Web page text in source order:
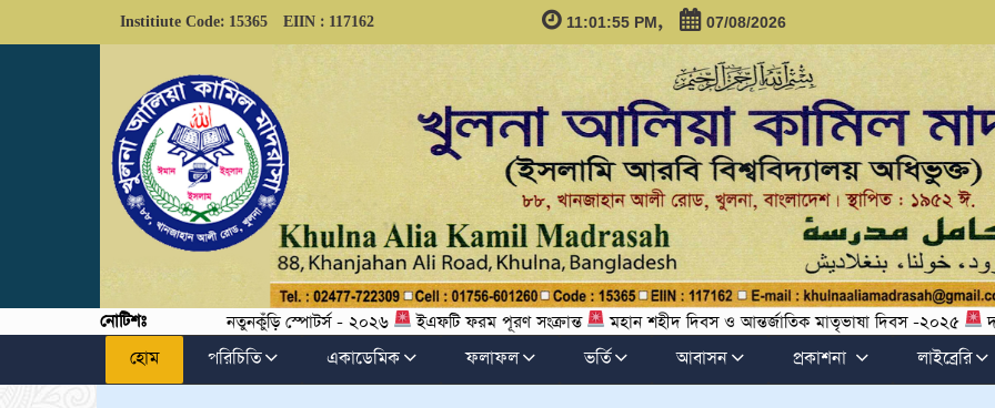
Institiute Code: 15365 EIIN : 117162 11:01:55 PM, 07/08/2026
নোটিশঃ নতুনকুঁড়ি স্পোটর্স - ২০২৬ ইএফটি ফরম পূরণ সংক্রান্ত মহান শহীদ দিবস ও আন্তর্জাতিক মাতৃভাষা দিবস -২০২৫ দাখিল
h6>
হোম পরিচিতি একাডেমিক ফলাফল ভর্তি আবাসন প্রকাশনা লাইব্রেরি